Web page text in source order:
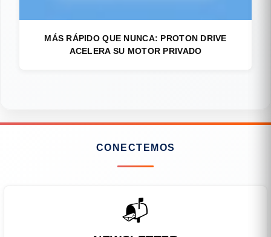
MÁS RÁPIDO QUE NUNCA: PROTON DRIVE
ACELERA SU MOTOR PRIVADO
CONECTEMOS
📬